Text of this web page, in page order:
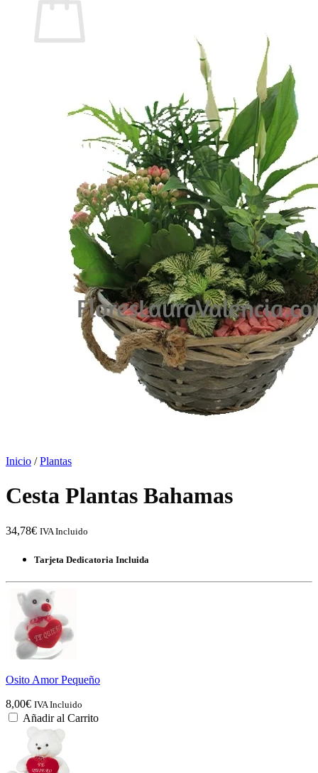
Inicio / Plantas
Cesta Plantas Bahamas
34,78€ IVA Incluido
Tarjeta Dedicatoria Incluida
Osito Amor Pequeño
8,00€ IVA Incluido
Añadir al Carrito